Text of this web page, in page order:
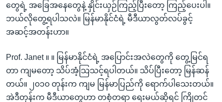
တွေရဲ့ အခြေအနေတွေနဲ့ နှိုင်းယှဉ်ကြည့်ပြီးတော့ ကြည့်ပေးပါ။
ဘယ်လိုတွေ့ရပါသလဲ။ မြန်မာနိုင်ငံရဲ့ မီဒီယာလွတ်လပ်ခွင့်
အဆင့်အတန်းဟာ။
Prof. Janet ။ ။ မြန်မာနိုင်ငံရဲ့ အပြောင်းအလဲတွေကို တွေ့မြင်ရ
တာ ကျမတော့ သိပ်အံ့သြသင့်ရပါတယ်။ သိပ်ပြီးတော့ မြန်ဆန်
တယ်။ ၂၀၁၀ တုန်းက ကျမ မြန်မာပြည်ကို ရောက်ပါသေးတယ်။
အဲဒီတုန်းက မီဒီယာတွေဟာ တစုံတရာ ရေးမယ်ဆိုရင် ကြိုတင်